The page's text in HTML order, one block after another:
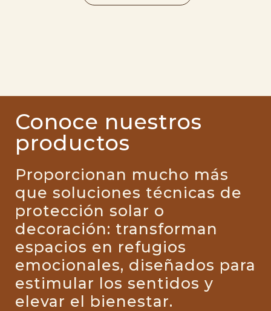
Conoce nuestros
productos
Proporcionan mucho más
que soluciones técnicas de
protección solar o
decoración: transforman
espacios en refugios
emocionales, diseñados para
estimular los sentidos y
elevar el bienestar.